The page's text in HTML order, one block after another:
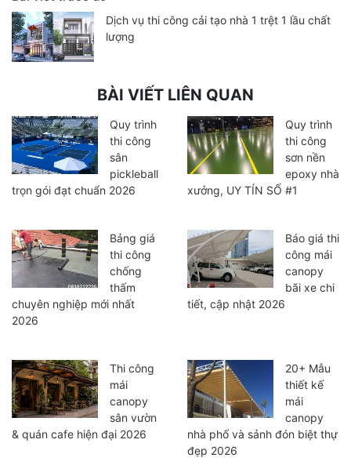
Dịch vụ thi công cải tạo nhà 1 trệt 1 lầu chất
lượng
BÀI VIẾT LIÊN QUAN
Quy trình
thi công
sân
pickleball
trọn gói đạt chuẩn 2026
Quy trình
thi công
sơn nền
epoxy nhà
xưởng, UY TÍN SỐ #1
Bảng giá
thi công
chống
thấm
chuyên nghiệp mới nhất
2026
Báo giá thi
công mái
canopy
bãi xe chi
tiết, cập nhật 2026
Thi công
mái
canopy
sân vườn
& quán cafe hiện đại 2026
20+ Mẫu
thiết kế
mái
canopy
nhà phố và sảnh đón biệt thự
đẹp 2026